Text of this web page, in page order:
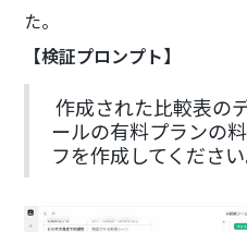
た。
【検証プロンプト】
作成された比較表の
ールの有料プランの
フを作成してください